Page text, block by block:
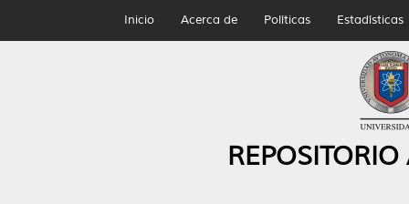
Inicio Acerca de Políticas Estadísticas